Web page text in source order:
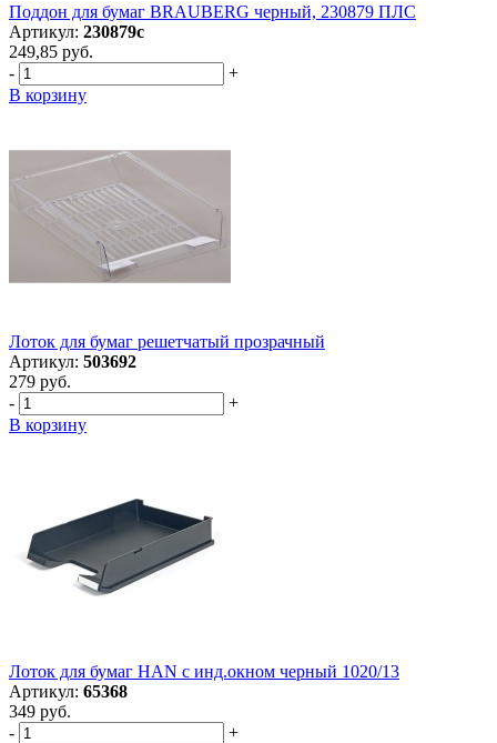
Поддон для бумаг BRAUBERG черный, 230879 ПЛС
Артикул: 230879с
249,85 руб.
-
+
В корзину
Лоток для бумаг решетчатый прозрачный
Артикул: 503692
279 руб.
-
+
В корзину
Лоток для бумаг HAN с инд.окном черный 1020/13
Артикул: 65368
349 руб.
-
+